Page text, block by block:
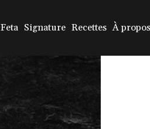
Feta Signature Recettes À